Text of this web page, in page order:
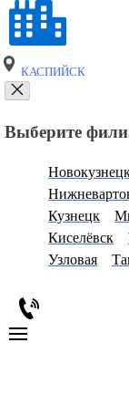
КАСПИЙСК
Выберите
Кузнецк
Киселёвск
Узловая